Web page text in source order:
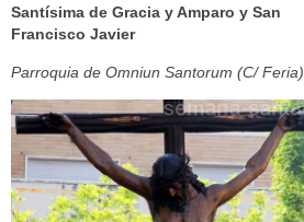
Santísima de Gracia y Amparo y San
Francisco Javier
Parroquia de Omniun Santorum (C/ Feria)